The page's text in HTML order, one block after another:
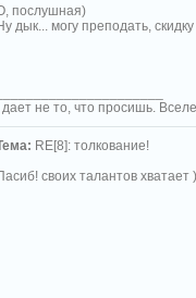
послушная)
дык... могу преподать,
не то, что просишь.
RE[8]: толкование!
своих талантов хватает